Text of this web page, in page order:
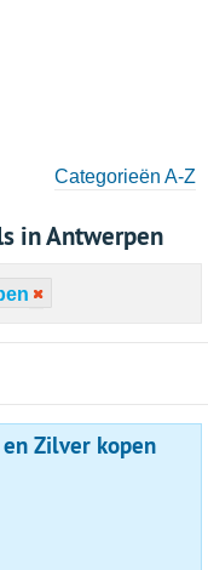
Categorieën A-Z
in Antwerpen
en Zilver kopen